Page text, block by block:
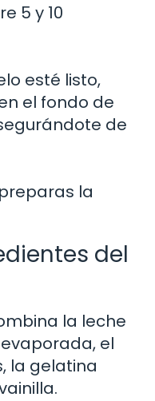
5 y 10
esté listo,
el fondo de
de
la
del
la leche
el
la gelatina